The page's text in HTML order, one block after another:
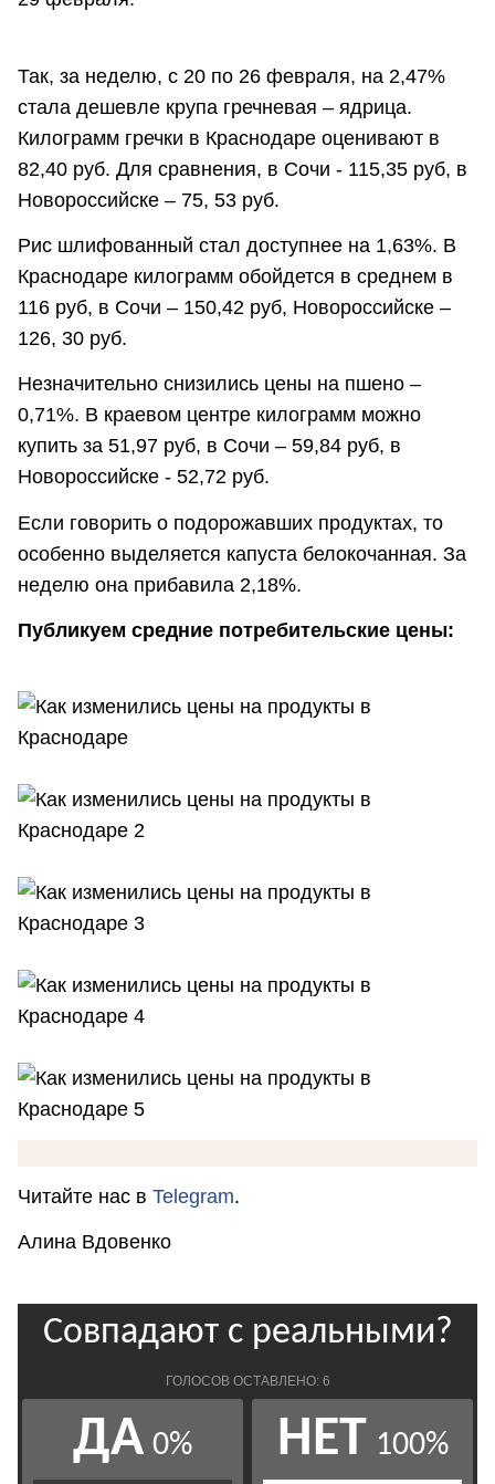
Так, за неделю, с 20 по 26 февраля, на 2,47%
стала дешевле крупа гречневая – ядрица.
Килограмм гречки в Краснодаре оценивают в
82,40 руб. Для сравнения, в Сочи - 115,35 руб, в
Новороссийске – 75, 53 руб.
Рис шлифованный стал доступнее на 1,63%. В
Краснодаре килограмм обойдется в среднем в
116 руб, в Сочи – 150,42 руб, Новороссийске –
126, 30 руб.
Незначительно снизились цены на пшено –
0,71%. В краевом центре килограмм можно
купить за 51,97 руб, в Сочи – 59,84 руб, в
Новороссийске - 52,72 руб.
Если говорить о подорожавших продуктах, то
особенно выделяется капуста белокочанная. За
неделю она прибавила 2,18%.
Публикуем средние потребительские цены:
Читайте нас в Telegram.
Алина Вдовенко